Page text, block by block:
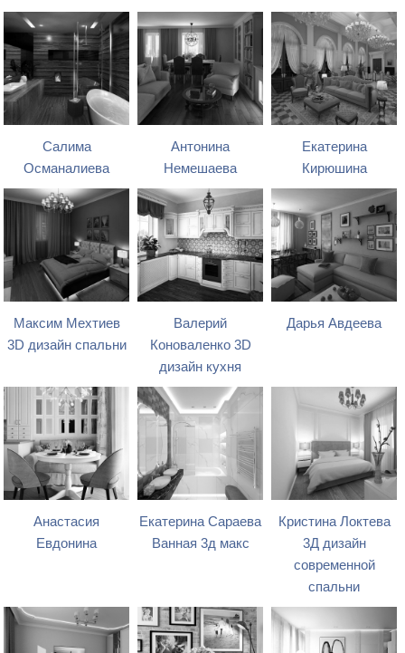
Салима
Османалиева
Антонина
Немешаева
Екатерина
Кирюшина
Максим Мехтиев
3D дизайн спальни
Валерий
Коноваленко 3D
дизайн кухня
Дарья Авдеева
Анастасия
Евдонина
Екатерина Сараева
Ванная 3д макс
Кристина Локтева
3Д дизайн
современной
спальни